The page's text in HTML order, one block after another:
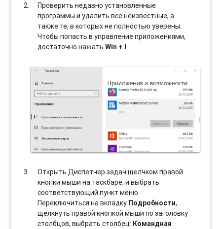
Проверить недавно установленные
программы и удалить все неизвестные, а
также те, в которых не полностью уверены.
Чтобы попасть в управление приложениями,
достаточно нажатьWin + I.
Открыть Диспетчер задач щелчком правой
кнопки мыши на таскбаре, и выбрать
соотвeтствующий пункт меню.
Переключиться на вкладку Подробности,
щелкнуть правой кнопкой мыши по заголовку
столбцов, выбрать столбец: Командная